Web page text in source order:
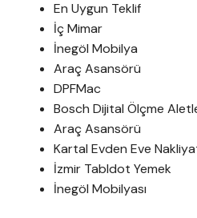
En Uygun Teklif
İç Mimar
İnegöl Mobilya
Araç Asansörü
DPFMac
Bosch Dijital Ölçme
Araç Asansörü
Kartal Evden Eve
İzmir Tabldot Yemek
İnegöl Mobilyası